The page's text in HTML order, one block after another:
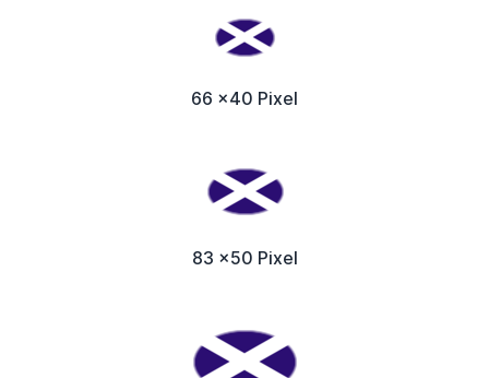
66 x40 Pixel
83 x50 Pixel